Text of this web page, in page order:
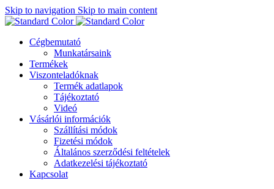
Skip to navigation Skip to main content
Cégbemutató
Munkatársaink
Termékek
Viszonteladóknak
Termék adatlapok
Tájékoztató
Videó
Vásárlói információk
Szállítási módok
Fizetési módok
Általános szerződési feltételek
Adatkezelési tájékoztató
Kapcsolat